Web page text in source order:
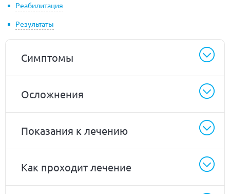
Реабилитация
Результаты
Симптомы
Осложнения
Показания к лечению
Как проходит лечение